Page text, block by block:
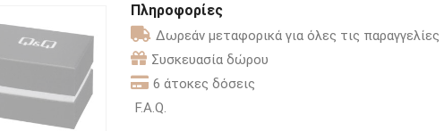
Πληροφορίες
Δωρεάν μεταφορικά για όλες τις παραγγελίες
Συσκευασία δώρου
6 άτοκες δόσεις
F.A.Q.